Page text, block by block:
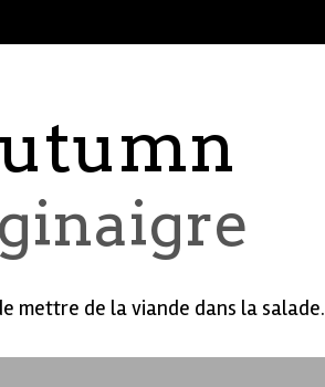
mettre de la viande dans la salade.